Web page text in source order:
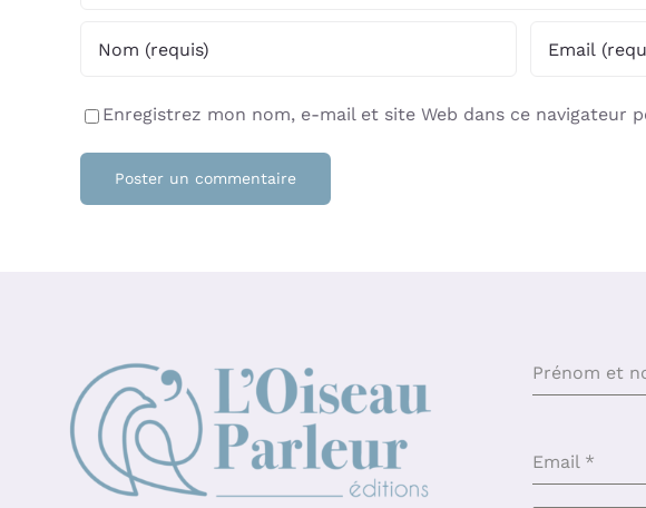
Enregistrez mon nom, e-mail et site Web dans ce navigateur
Prénom et
Email *